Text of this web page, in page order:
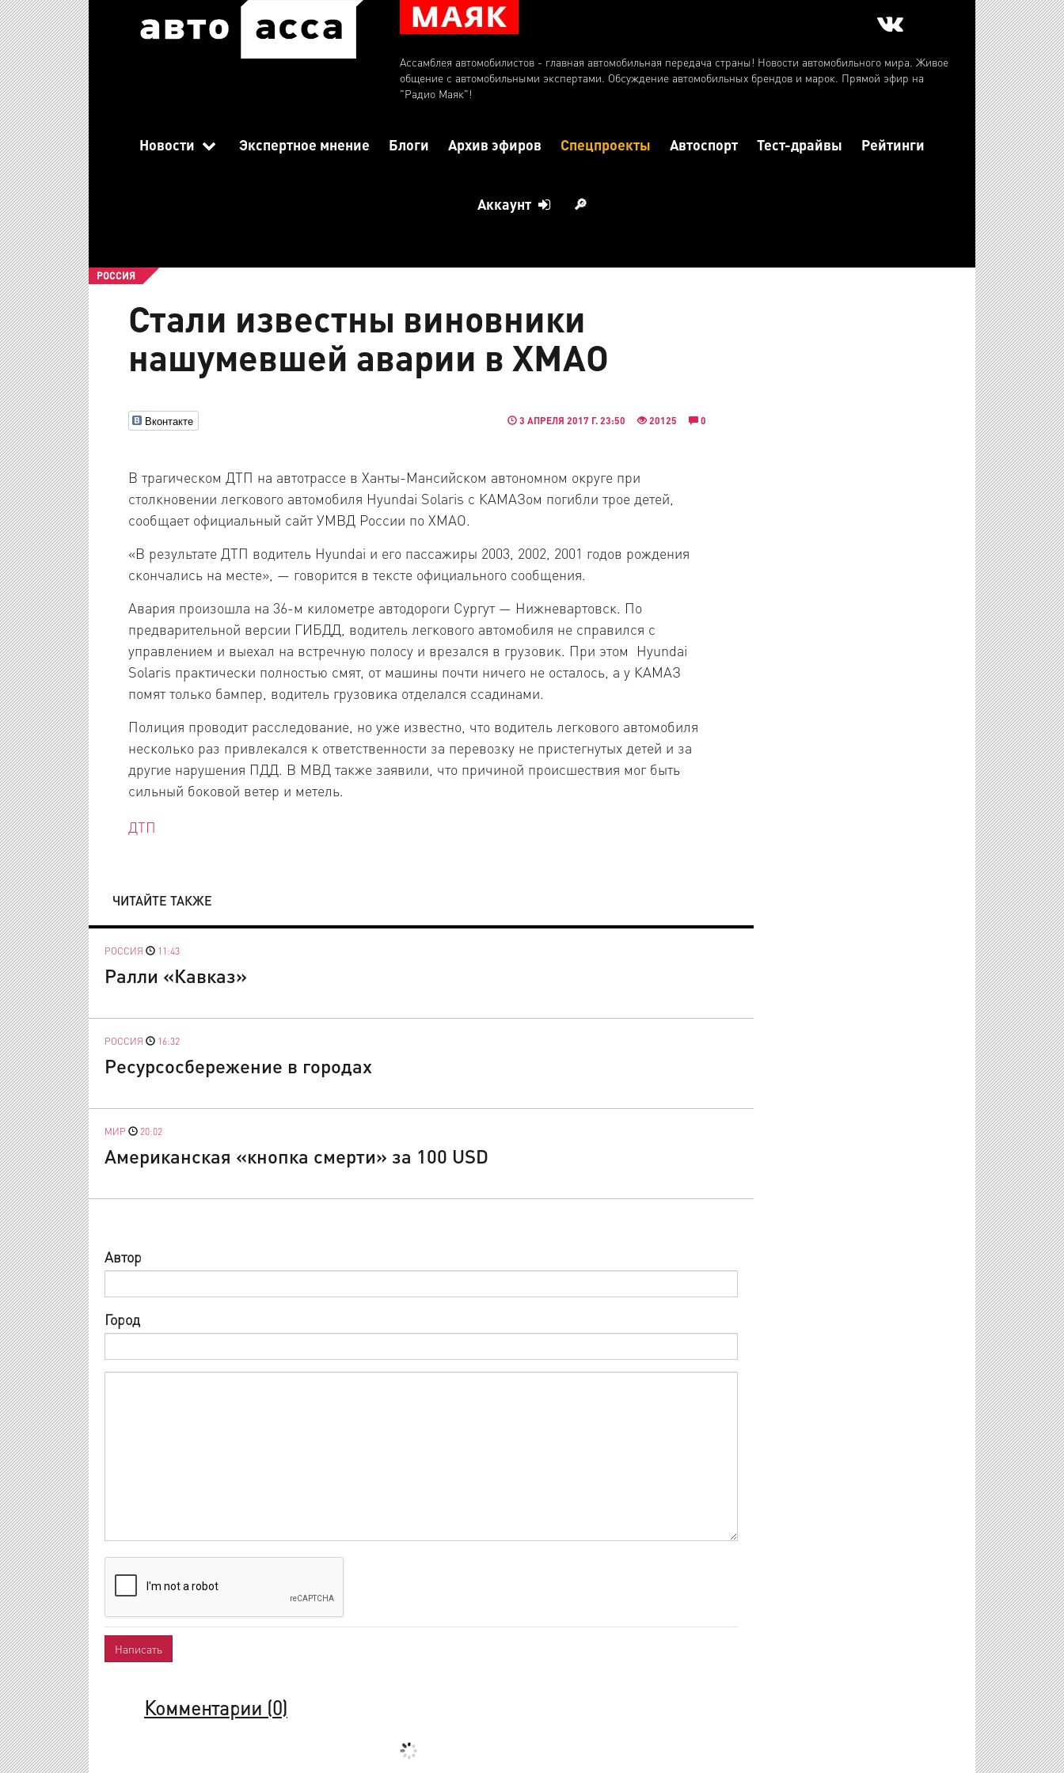
Ассамблея автомобилистов - главная автомобильная передача страны! Новости автомобильного мира. Живое
общение с автомобильными экспертами. Обсуждение автомобильных брендов и марок. Прямой эфир на
"Радио Маяк"!
Новости Экспертное мнение Блоги Архив эфиров Спецпроекты Автоспорт Тест-драйвы Рейтинги
Аккаунт 🔎
РОССИЯ
Стали известны виновники
нашумевшей аварии в ХМАО
Вконтакте 3 АПРЕЛЯ 2017 Г. 23:50 20125 0
В трагическом ДТП на автотрассе в Ханты-Мансийском автономном округе при
столкновении легкового автомобиля Hyundai Solaris с КАМАЗом погибли трое детей,
сообщает официальный сайт УМВД России по ХМАО.
«В результате ДТП водитель Hyundai и его пассажиры 2003, 2002, 2001 годов рождения
скончались на месте», — говорится в тексте официального сообщения.
Авария произошла на 36-м километре автодороги Сургут — Нижневартовск. По
предварительной версии ГИБДД, водитель легкового автомобиля не справился с
управлением и выехал на встречную полосу и врезался в грузовик. При этом Hyundai
Solaris практически полностью смят, от машины почти ничего не осталось, а у КАМАЗ
помят только бампер, водитель грузовика отделался ссадинами.
Полиция проводит расследование, но уже известно, что водитель легкового автомобиля
несколько раз привлекался к ответственности за перевозку не пристегнутых детей и за
другие нарушения ПДД. В МВД также заявили, что причиной происшествия мог быть
сильный боковой ветер и метель.
ДТП
ЧИТАЙТЕ ТАКЖЕ
РОССИЯ 11:43
Ралли «Кавказ»
РОССИЯ 16:32
Ресурсосбережение в городах
МИР 20:02
Американская «кнопка смерти» за 100 USD
Автор
Город
Комментарии (0)